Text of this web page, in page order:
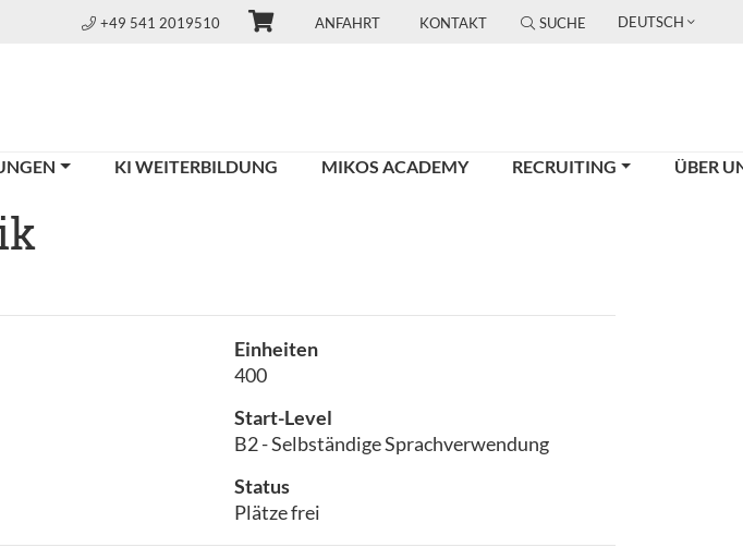
+49 541 2019510 ANFAHRT KONTAKT SUCHE DEUTSCH
KI WEITERBILDUNG MIKOS ACADEMY RECRUITING ÜBER
Einheiten
400
Start-Level
B2 - Selbständige Sprachverwendung
Status
Plätze frei